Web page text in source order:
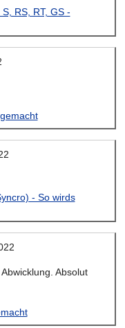
RS, RT, GS -
- So wirds
Absolut